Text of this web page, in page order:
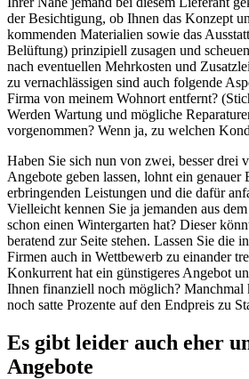
der Besichtigung, ob Ihnen das Konzept
kommenden Materialien sowie das
Belüftung) prinzipiell zusagen und
nach eventuellen Mehrkosten und
zu vernachlässigen sind auch folgende
Firma von meinem Wohnort entfernt?
Werden Wartung und mögliche
vorgenommen? Wenn ja, zu welchen
Haben Sie sich nun von zwei, besser drei
Angebote geben lassen, lohnt ein genauer
erbringenden Leistungen und die dafür
Vielleicht kennen Sie ja jemanden aus
schon einen Wintergarten hat? Dieser
beratend zur Seite stehen. Lassen Sie die
Firmen auch in Wettbewerb zu einander
Konkurrent hat ein günstigeres Angebot
Ihnen finanziell noch möglich? Manchmal
noch satte Prozente auf den Endpreis zu
Es gibt leider auch eher
Angebote